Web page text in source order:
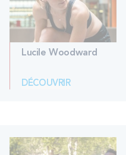
Lucile Woodward
DÉCOUVRIR